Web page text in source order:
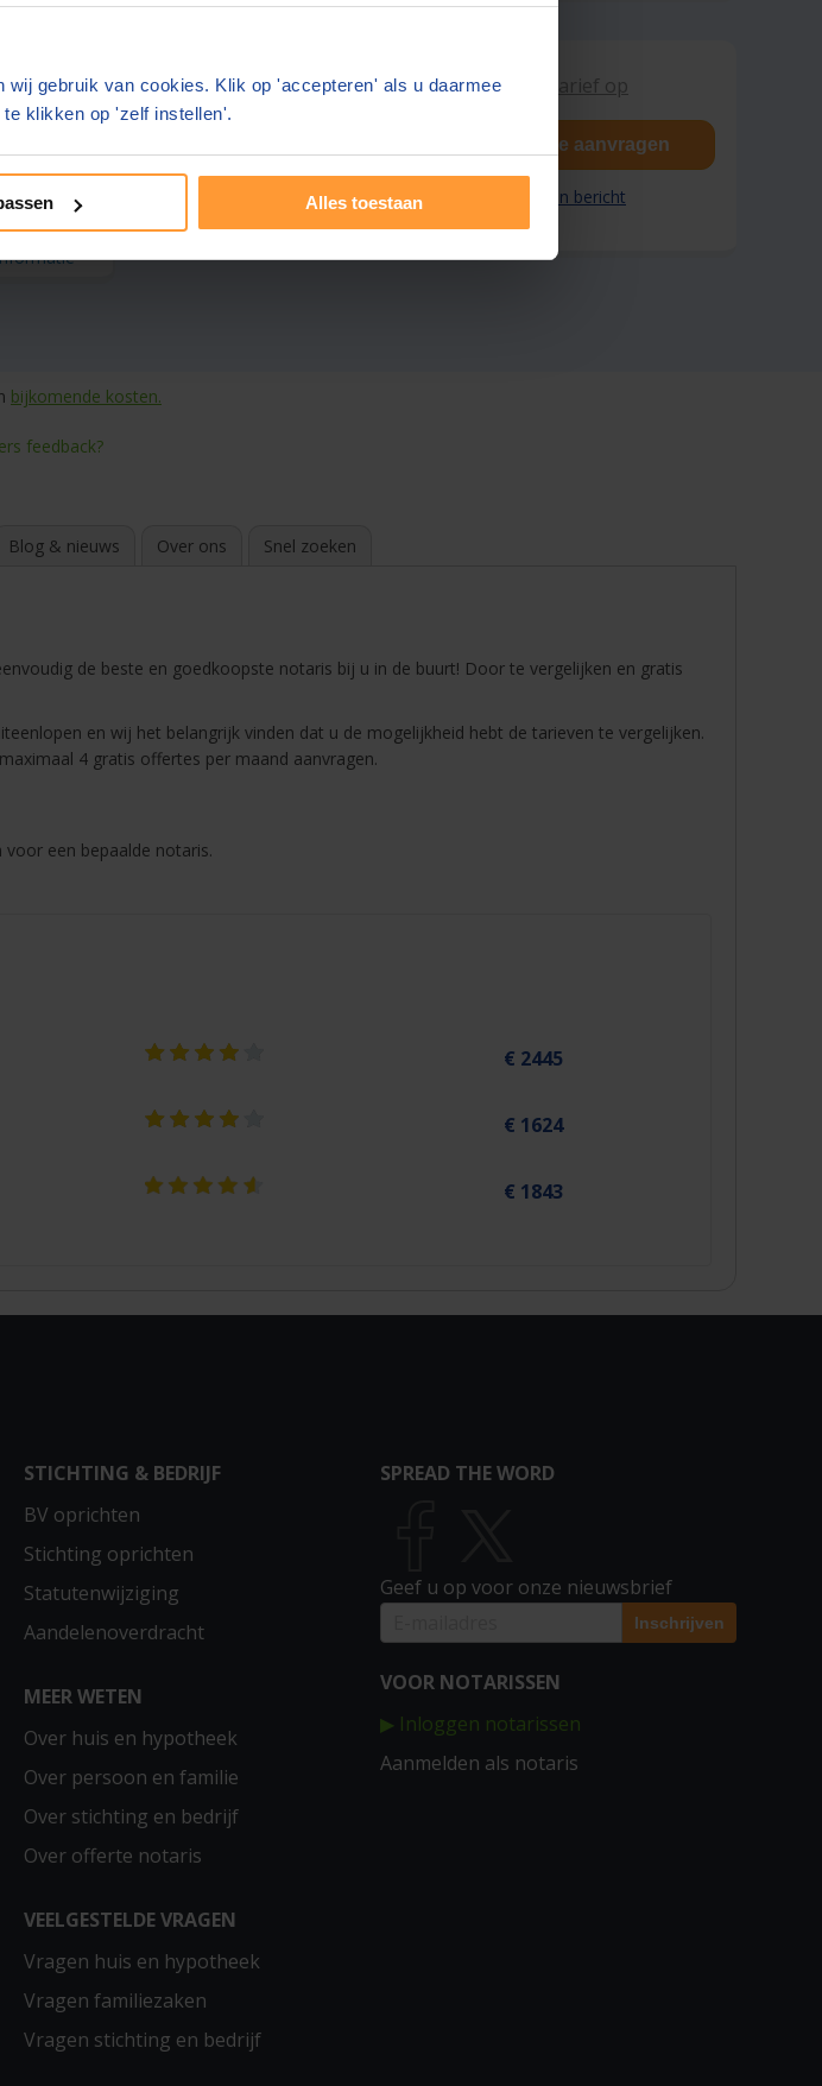
gebruik van cookies. Klik op 'accepteren' als u daarmee
klikken op 'zelf instellen'.
Alles toestaan
Vraag tarief op
8,8 200 beoordelingen)
parkeren in de buurt Gratis offerte aanvragen
Stuur een bericht
bijkomende kosten.
feedback?
de beste en goedkoopste notaris bij u in de buurt! Door te vergelijken en gratis
en wij het belangrijk vinden dat u de mogelijkheid hebt de tarieven te vergelijken.
4 gratis offertes per maand aanvragen.
een bepaalde notaris.
€ 2445
€ 1624
€ 1843
Blog & nieuws Over ons Snel zoeken
STICHTING & BEDRIJF
BV oprichten
Stichting oprichten
Statutenwijziging
Aandelenoverdracht
MEER WETEN
Over huis en hypotheek
Over persoon en familie
Over stichting en bedrijf
Over offerte notaris
VEELGESTELDE VRAGEN
Vragen huis en hypotheek
Vragen familiezaken
Vragen stichting en bedrijf
SPREAD THE WORD
Geef u op voor onze nieuwsbrief
VOOR NOTARISSEN
▶ Inloggen notarissen
Aanmelden als notaris